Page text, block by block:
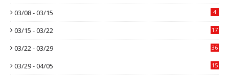
03/08 - 03/15 4
03/15 - 03/22 17
03/22 - 03/29 36
03/29 - 04/05 15